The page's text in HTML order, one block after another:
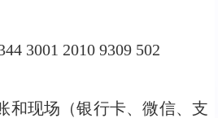
3001 2010 9309 502
和现场（银行卡、微信、支